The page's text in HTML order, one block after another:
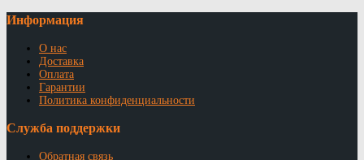
Информация
О нас
Доставка
Оплата
Гарантии
Политика конфиденциальности
Служба поддержки
Обратная связь